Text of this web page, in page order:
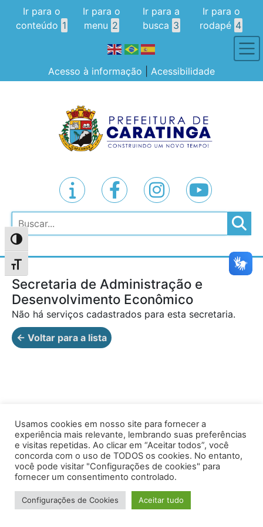
Alternar alto contraste
Alternar tamanho da fonte
Ir para o
conteúdo 1
Ir para o
menu 2
Ir para a
busca 3
Ir para o
rodapé 4
Acesso à informação Acessibilidade
Pesquisar
Secretaria de Administração e
Desenvolvimento Econômico
Não há serviços cadastrados para esta secretaria.
← Voltar para a lista
Av. Prof. Armando Alves da Silva, nº 1950 - Zacarias,
Caratinga - MG - 35302-403 / Tel: (33) 3329 8000
Desenvolvido por VersaTec
Usamos cookies em nosso site para fornecer a
experiência mais relevante, lembrando suas preferências
e visitas repetidas. Ao clicar em “Aceitar todos”, você
concorda com o uso de TODOS os cookies. No entanto,
você pode visitar "Configurações de cookies" para
fornecer um consentimento controlado.
Configurações de Cookies Aceitar tudo